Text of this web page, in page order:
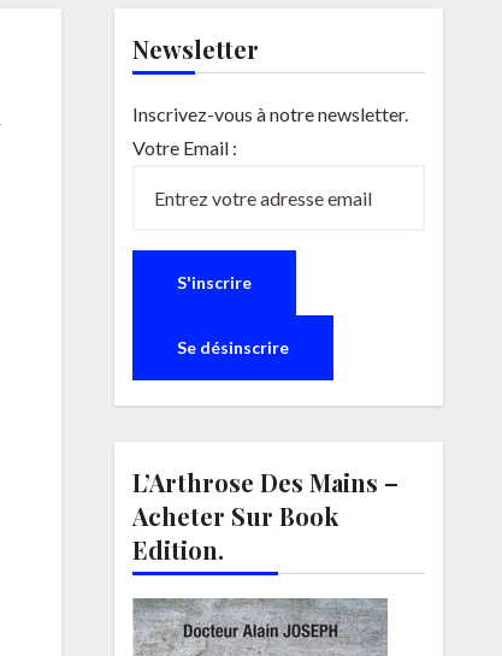
Newsletter
Inscrivez-vous à notre newsletter.
Votre Email :
L’Arthrose Des Mains –
Acheter Sur Book
Edition.